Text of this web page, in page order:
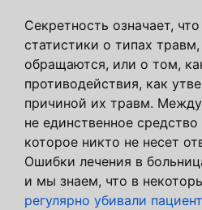
Секретность означает,
статистики о типах
обращаются, или о том,
противодействия, как
причиной их травм.
не единственное
которое никто не несет
Ошибки лечения в
и мы знаем, что в
регулярно убивали